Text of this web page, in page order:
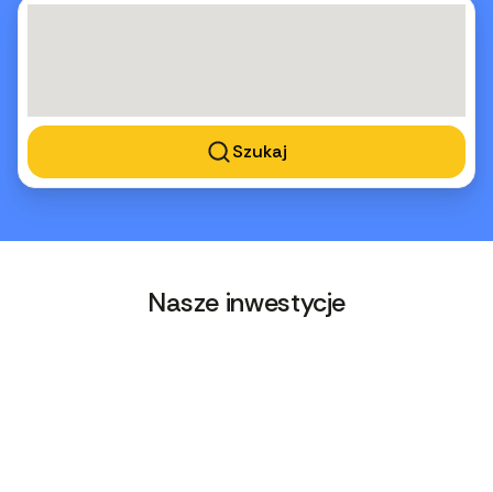
Szukaj
Nasze inwestycje